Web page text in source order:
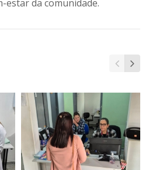
estar da comunidade.